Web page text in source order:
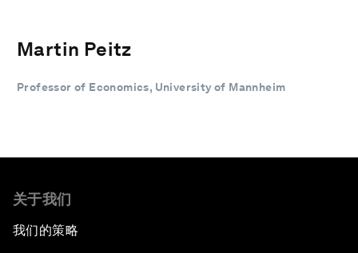
Martin Peitz
Professor of Economics, University of Mannheim
关于我们
我们的策略